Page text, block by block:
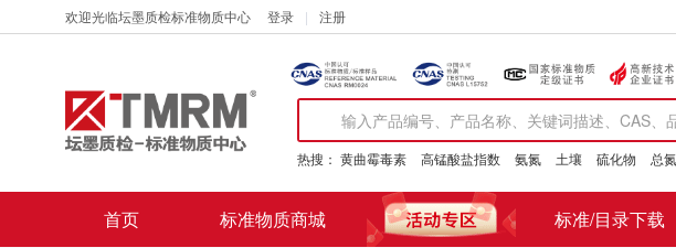
欢迎光临坛墨质检标准物质中心 登录 注册
热搜： 黄曲霉毒素 高锰酸盐指数 氨氮 土壤 硫化物 总氮
首页 标准物质商城 标准/目录下载